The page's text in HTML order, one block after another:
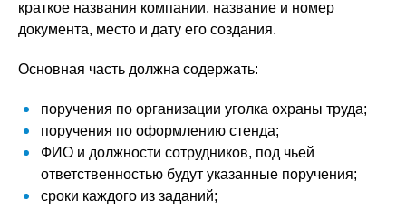
краткое названия компании, название и номер
документа, место и дату его создания.
Основная часть должна содержать:
поручения по организации уголка охраны труда;
поручения по оформлению стенда;
ФИО и должности сотрудников, под чьей
ответственностью будут указанные поручения;
сроки каждого из заданий;